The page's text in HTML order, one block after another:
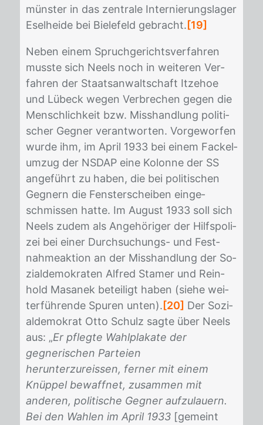
müns­ter in das zen­tra­le In­ter­nie­rungs­la­ger
Esel­hei­de bei Bie­le­feld ge­bracht.[19]
Ne­ben ei­nem Spruch­ge­richts­ver­fah­ren
muss­te sich Neels noch in wei­te­ren Ver­
fah­ren der Staats­an­walt­schaft It­ze­hoe
und Lü­beck we­gen Ver­bre­chen ge­gen die
Mensch­lich­keit bzw. Miss­hand­lung po­li­ti­
scher Geg­ner ver­ant­wor­ten. Vor­ge­wor­fen
wur­de ihm, im April 1933 bei ei­nem Fa­ckel­
um­zug der NS­DAP eine Ko­lon­ne der SS
an­ge­führt zu ha­ben, die bei po­li­ti­schen
Geg­nern die Fens­ter­schei­ben ein­ge­
schmis­sen hat­te. Im Au­gust 1933 soll sich
Neels zu­dem als An­ge­hö­ri­ger der Hilfs­po­li­
zei bei ei­ner Durch­su­chungs- und Fest­
nah­me­ak­ti­on an der Miss­hand­lung der So­
zi­al­de­mo­kra­ten Al­fred Sta­mer und Rein­
hold Ma­sa­n­ek be­tei­ligt ha­ben (sie­he wei­
ter­füh­ren­de Spu­ren un­ten).[20] Der So­zi­
al­de­mo­krat Otto Schulz sag­te über Neels
aus: „Er pflegte Wahlplakate der
gegnerischen Parteien
herunterzureissen, ferner mit einem
Knüppel bewaffnet, zusammen mit
anderen, politische Gegner aufzulauern.
Bei den Wahlen im April 1933 [ge­meint